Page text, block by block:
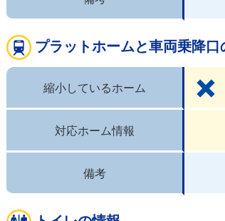
プラットホームと車両乗降
縮小しているホーム
対応ホーム情報
備考